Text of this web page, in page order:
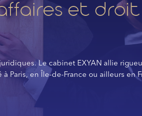
et
Le cabinet EXYAN allie
Paris, en Île-de-France ou ailleurs en